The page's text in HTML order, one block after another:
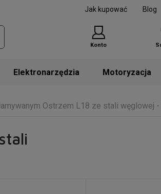
Jak kupować Blog
Konto
Motoryzacja
Ostrzem L18 ze stali węglowej